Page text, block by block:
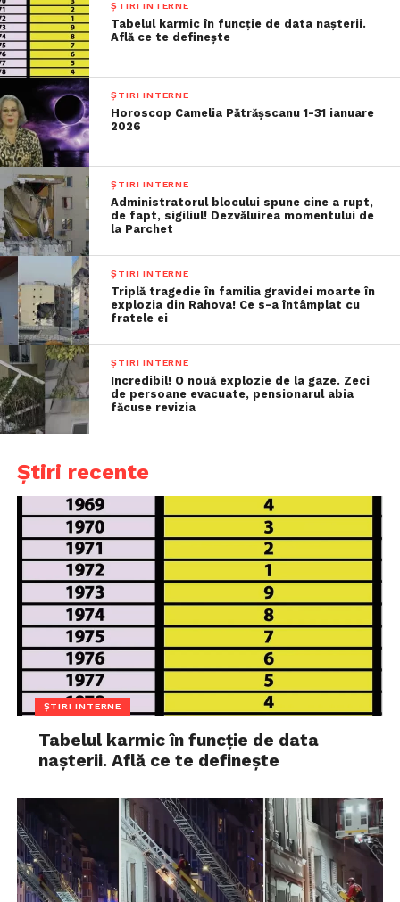
ȘTIRI INTERNE
Tabelul karmic în funcție de data nașterii.
Află ce te definește
ȘTIRI INTERNE
Horoscop Camelia Pătrășscanu 1-31 ianuare
2026
ȘTIRI INTERNE
Administratorul blocului spune cine a rupt,
de fapt, sigiliul! Dezvăluirea momentului de
la Parchet
ȘTIRI INTERNE
Triplă tragedie în familia gravidei moarte în
explozia din Rahova! Ce s-a întâmplat cu
fratele ei
ȘTIRI INTERNE
Incredibil! O nouă explozie de la gaze. Zeci
de persoane evacuate, pensionarul abia
făcuse revizia
Știri recente
ȘTIRI INTERNE
Tabelul karmic în funcție de data
nașterii. Află ce te definește